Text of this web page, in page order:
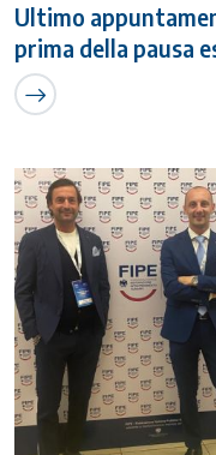
Ultimo
prima della pausa